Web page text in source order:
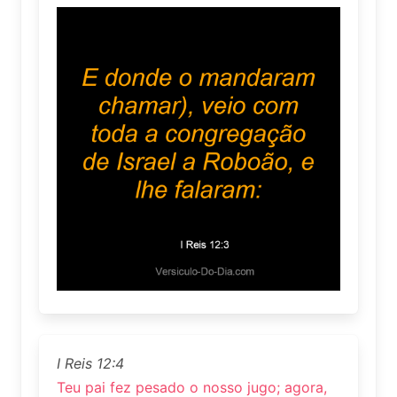
I Reis 12:4
Teu pai fez pesado o nosso jugo; agora,